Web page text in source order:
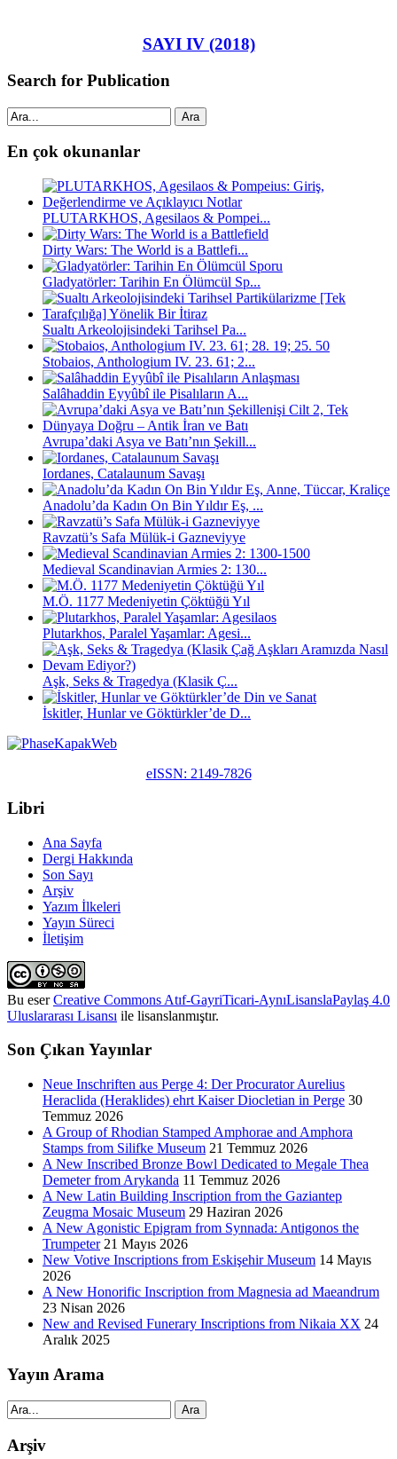
SAYI IV (2018)
Search for Publication
Ara
En çok okunanlar
PLUTARKHOS, Agesilaos & Pompei...
Dirty Wars: The World is a Battlefi...
Gladyatörler: Tarihin En Ölümcül Sp...
Sualtı Arkeolojisindeki Tarihsel Pa...
Stobaios, Anthologium IV. 23. 61; 2...
Salâhaddin Eyyûbî ile Pisalıların A...
Avrupa’daki Asya ve Batı’nın Şekill...
Iordanes, Catalaunum Savaşı
Anadolu’da Kadın On Bin Yıldır Eş, ...
Ravzatü’s Safa Mülük-i Gazneviyye
Medieval Scandinavian Armies 2: 130...
M.Ö. 1177 Medeniyetin Çöktüğü Yıl
Plutarkhos, Paralel Yaşamlar: Agesi...
Aşk, Seks & Tragedya (Klasik Ç...
İskitler, Hunlar ve Göktürkler’de D...
eISSN: 2149-7826
Libri
Ana Sayfa
Dergi Hakkında
Son Sayı
Arşiv
Yazım İlkeleri
Yayın Süreci
İletişim
Bu eserCreative Commons Atıf-GayriTicari-AynıLisanslaPaylaş 4.0
Uluslararası Lisansı ile lisanslanmıştır.
Son Çıkan Yayınlar
Neue Inschriften aus Perge 4: Der Procurator Aurelius
Heraclida (Heraklides) ehrt Kaiser Diocletian in Perge 30
Temmuz 2026
A Group of Rhodian Stamped Amphorae and Amphora
Stamps from Silifke Museum 21 Temmuz 2026
A New Inscribed Bronze Bowl Dedicated to Megale Thea
Demeter from Arykanda 11 Temmuz 2026
A New Latin Building Inscription from the Gaziantep
Zeugma Mosaic Museum 29 Haziran 2026
A New Agonistic Epigram from Synnada: Antigonos the
Trumpeter 21 Mayıs 2026
New Votive Inscriptions from Eskişehir Museum 14 Mayıs
2026
A New Honorific Inscription from Magnesia ad Maeandrum
23 Nisan 2026
New and Revised Funerary Inscriptions from Nikaia XX 24
Aralık 2025
Yayın Arama
Ara
Arşiv